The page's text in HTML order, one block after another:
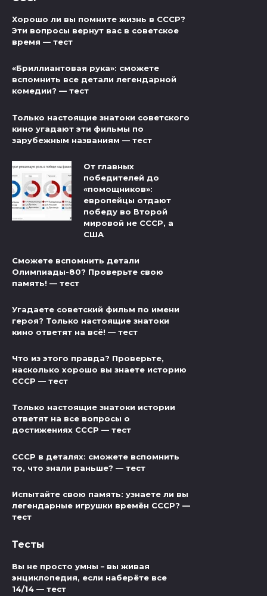
Хорошо ли вы помните жизнь в СССР?
Эти вопросы вернут вас в советское
время — тест
«Бриллиантовая рука»: сможете
вспомнить все детали легендарной
комедии? — тест
Только настоящие знатоки советского
кино угадают эти фильмы по
зарубежным названиям — тест
От главных
победителей до
«помощников»:
европейцы отдают
победу во Второй
мировой не СССР, а
США
Сможете вспомнить детали
Олимпиады-80? Проверьте свою
память! — тест
Угадаете советский фильм по имени
героя? Только настоящие знатоки
кино ответят на всё! — тест
Что из этого правда? Проверьте,
насколько хорошо вы знаете историю
СССР — тест
Только настоящие знатоки истории
ответят на все вопросы о
достижениях СССР — тест
СССР в деталях: сможете вспомнить
то, что знали раньше? — тест
Испытайте свою память: узнаете ли вы
легендарные игрушки времён СССР? —
тест
Тесты
Вы не просто умны – вы живая
энциклопедия, если наберёте все
14/14 — тест